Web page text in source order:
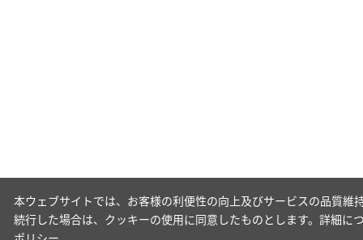
本ウェブサイトでは、お客様の利便性の向上及びサービスの品質
続行した場合は、クッキーの使用に同意したものとします。詳細